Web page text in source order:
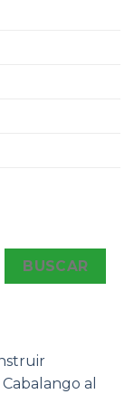
BUSCAR
al